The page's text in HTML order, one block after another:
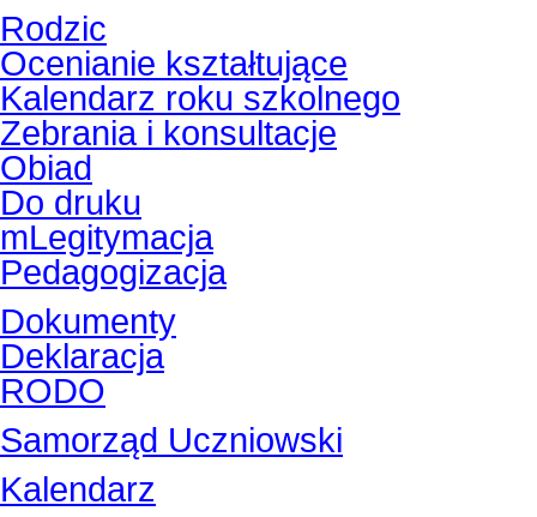
Rodzic
Ocenianie kształtujące
Kalendarz roku szkolnego
Zebrania i konsultacje
Obiad
Do druku
mLegitymacja
Pedagogizacja
Dokumenty
Deklaracja
RODO
Samorząd Uczniowski
Kalendarz